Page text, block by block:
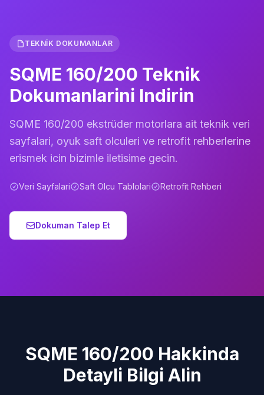
TEKNIK DOKUMANLAR
SQME 160/200 Teknik
Dokumanlarini Indirin
SQME 160/200 ekstrüder motorlara ait teknik veri
sayfalari, oyuk saft olculeri ve retrofit rehberlerine
erismek icin bizimle iletisime gecin.
Veri Sayfalari Saft Olcu Tablolari Retrofit Rehberi
Dokuman Talep Et
SQME 160/200 Hakkinda
Detayli Bilgi Alin